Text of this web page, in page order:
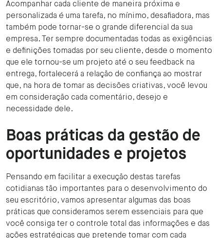
Acompanhar cada cliente de maneira próxima e
personalizada é uma tarefa, no mínimo, desafiadora, mas
também pode tornar-se o grande diferencial da sua
empresa. Ter sempre documentadas todas as exigências
e definições tomadas por seu cliente, desde o momento
que ele tornou-se um projeto até o seu feedback na
entrega, fortalecerá a relação de confiança ao mostrar
que, na hora de tomar as decisões criativas, você levou
em consideração cada comentário, desejo e
necessidade dele.
Boas práticas da gestão de
oportunidades e projetos
Pensando em facilitar a execução destas tarefas
cotidianas tão importantes para o desenvolvimento do
seu escritório, vamos apresentar algumas das boas
práticas que consideramos serem essenciais para que
você consiga ter o controle total das informações e das
ações estratégicas que pretende tomar com cada